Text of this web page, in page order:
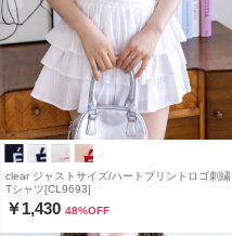
clear ジャストサイズ/ハートプリントロゴ刺繍
Tシャツ[CL9693]
￥1,430 48%OFF